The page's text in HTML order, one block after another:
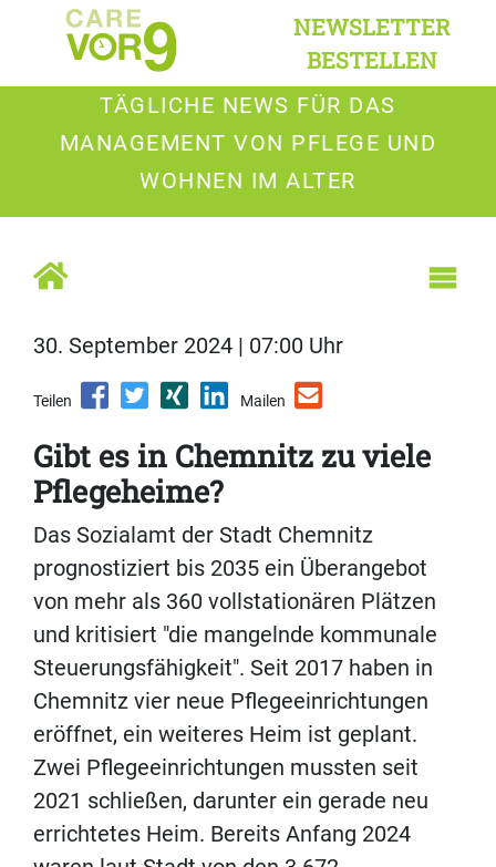
NEWSLETTER
BESTELLEN
TÄGLICHE NEWS FÜR DAS
MANAGEMENT VON PFLEGE UND
WOHNEN IM ALTER
30. September 2024 | 07:00 Uhr
Teilen Mailen
Gibt es in Chemnitz zu viele
Pflegeheime?
Das Sozialamt der Stadt Chemnitz
prognostiziert bis 2035 ein Überangebot
von mehr als 360 vollstationären Plätzen
und kritisiert "die mangelnde kommunale
Steuerungsfähigkeit". Seit 2017 haben in
Chemnitz vier neue Pflegeeinrichtungen
eröffnet, ein weiteres Heim ist geplant.
Zwei Pflegeeinrichtungen mussten seit
2021 schließen, darunter ein gerade neu
errichtetes Heim. Bereits Anfang 2024